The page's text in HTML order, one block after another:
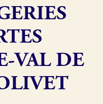
de
Je suis
VAL DE